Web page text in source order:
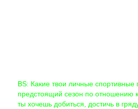
BS: Какие твои личные спортивные
предстоящий сезон по отношению
ты хочешь добиться, достичь в